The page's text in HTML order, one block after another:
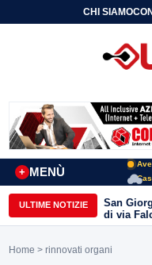
CHI SIAMO
MENÙ
+
ULTIME NOTIZIE
San
di via
Home > rinnovati organi